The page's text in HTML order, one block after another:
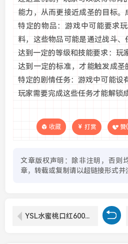
能力，从而更接近成圣的目标
特定的物品：游戏中可能要求
料，这些物品可能是通过战斗、
达到一定的等级和技能要求：玩
达到一定的标准，才能触发成
特定的剧情任务：游戏中可能设
玩家需要完成这些任务才能解锁
收藏 打赏 赞(
文章版权声明：除非注明，否则
章，转载或复制请以超链接形式并
YSL水蜜桃口红6001值得购买吗？